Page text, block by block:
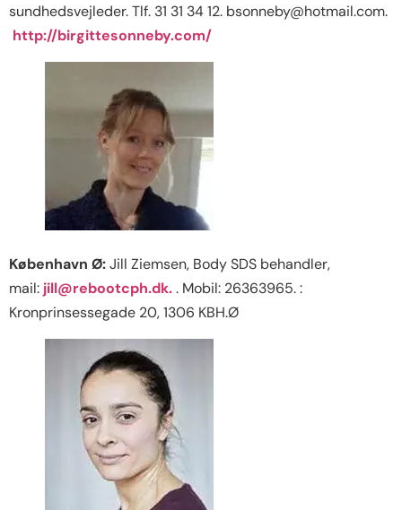
sundhedsvejleder. Tlf. 31 31 34 12. bsonneby@hotmail.com.
http://birgittesonneby.com/
København Ø:Jill Ziemsen, Body SDS behandler,
mail: jill@rebootcph.dk.. Mobil: 26363965. :
Kronprinsessegade 20, 1306 KBH.Ø